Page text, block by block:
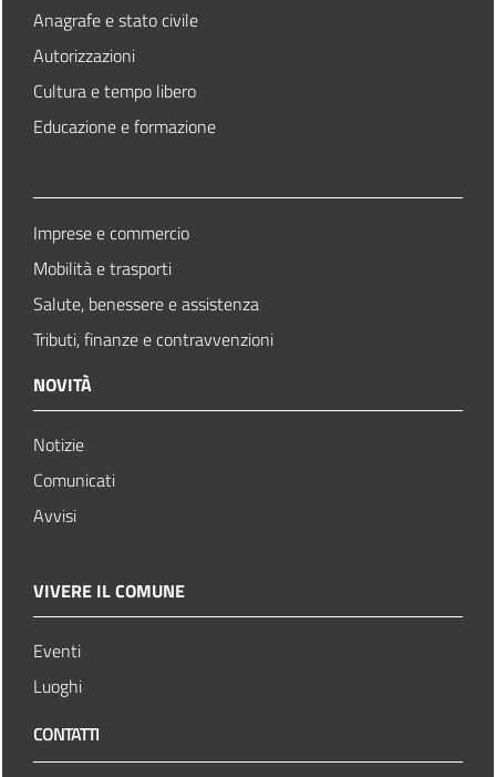
Anagrafe e stato civile
Autorizzazioni
Cultura e tempo libero
Educazione e formazione
Imprese e commercio
Mobilità e trasporti
Salute, benessere e assistenza
Tributi, finanze e contravvenzioni
NOVITÀ
Notizie
Comunicati
Avvisi
VIVERE IL COMUNE
Eventi
Luoghi
CONTATTI